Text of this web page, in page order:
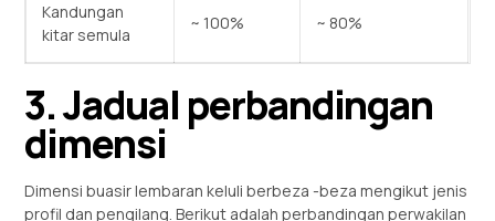
Kandungan
kitar semula
~ 100% ~ 80%
3. Jadual perbandingan
dimensi
Dimensi buasir lembaran keluli berbeza -beza mengikut jenis
profil dan pengilang. Berikut adalah perbandingan perwakilan